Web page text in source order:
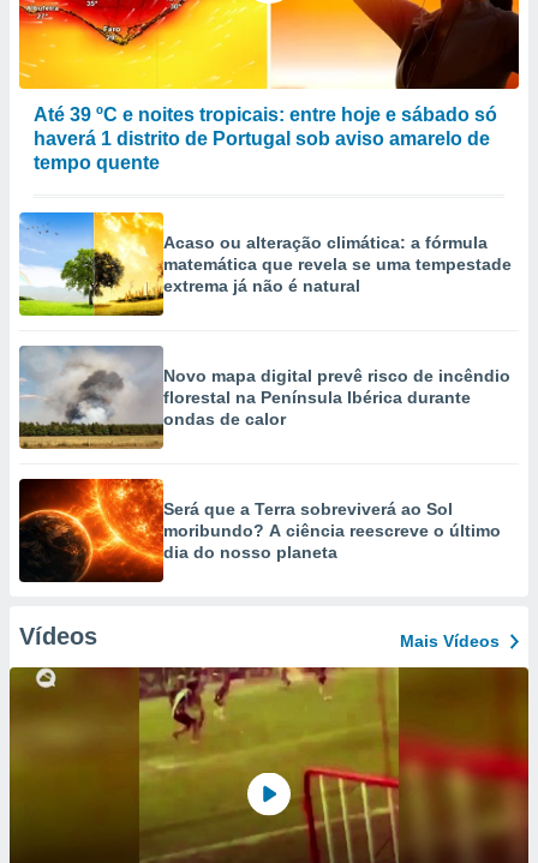
Até 39 ºC e noites tropicais: entre hoje e sábado só
haverá 1 distrito de Portugal sob aviso amarelo de
tempo quente
Acaso ou alteração climática: a fórmula
matemática que revela se uma tempestade
extrema já não é natural
Novo mapa digital prevê risco de incêndio
florestal na Península Ibérica durante
ondas de calor
Será que a Terra sobreviverá ao Sol
moribundo? A ciência reescreve o último
dia do nosso planeta
Vídeos Mais Vídeos